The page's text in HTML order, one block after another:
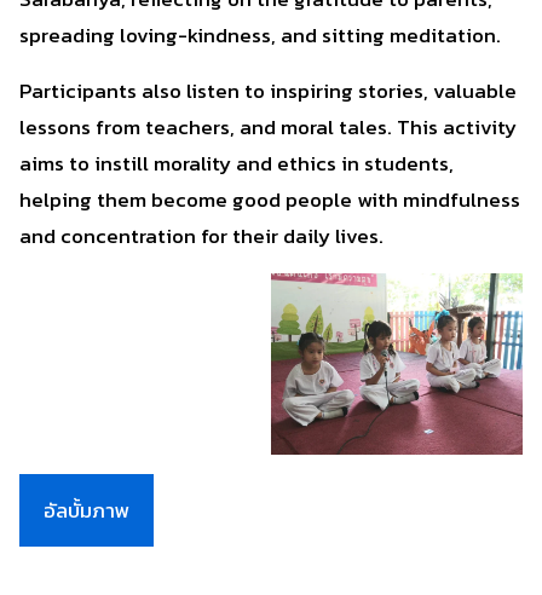
spreading loving-kindness, and sitting meditation.
Participants also listen to inspiring stories, valuable
lessons from teachers, and moral tales. This activity
aims to instill morality and ethics in students,
helping them become good people with mindfulness
and concentration for their daily lives.
อัลบั้มภาพ